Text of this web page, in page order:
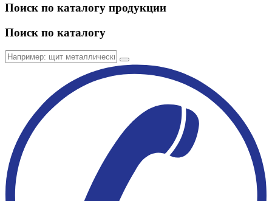
Поиск по каталогу продукции
Поиск по каталогу